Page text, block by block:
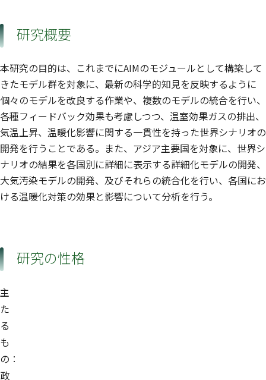
研究概要
本研究の目的は、これまでにAIMのモジュールとして構築して
きたモデル群を対象に、最新の科学的知見を反映するように
個々のモデルを改良する作業や、複数のモデルの統合を行い、
各種フィードバック効果も考慮しつつ、温室効果ガスの排出、
気温上昇、温暖化影響に関する一貫性を持った世界シナリオの
開発を行うことである。また、アジア主要国を対象に、世界シ
ナリオの結果を各国別に詳細に表示する詳細化モデルの開発、
大気汚染モデルの開発、及びそれらの統合化を行い、各国にお
ける温暖化対策の効果と影響について分析を行う。
研究の性格
主
た
る
も
の：
政